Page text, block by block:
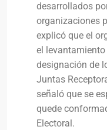
desarrollados
organizaciones
explicó que el
el
designación de
Juntas
señaló que se
quede
Electoral.